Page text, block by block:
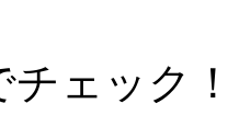
ェック！